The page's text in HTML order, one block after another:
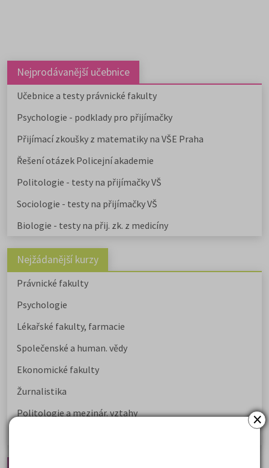
×
Nejprodávanější učebnice
Učebnice a testy právnické fakulty
Psychologie - podklady pro přijímačky
Přijímací zkoušky z matematiky na VŠE Praha
Řešení otázek Policejní akademie
Politologie - testy na přijímačky VŠ
Sociologie - testy na přijímačky VŠ
Biologie - testy na přij. zk. z medicíny
Nejžádanější kurzy
Právnické fakulty
Psychologie
Lékařské fakulty, farmacie
Společenské a human. vědy
Ekonomické fakulty
Žurnalistika
Politologie a mezinár. vztahy